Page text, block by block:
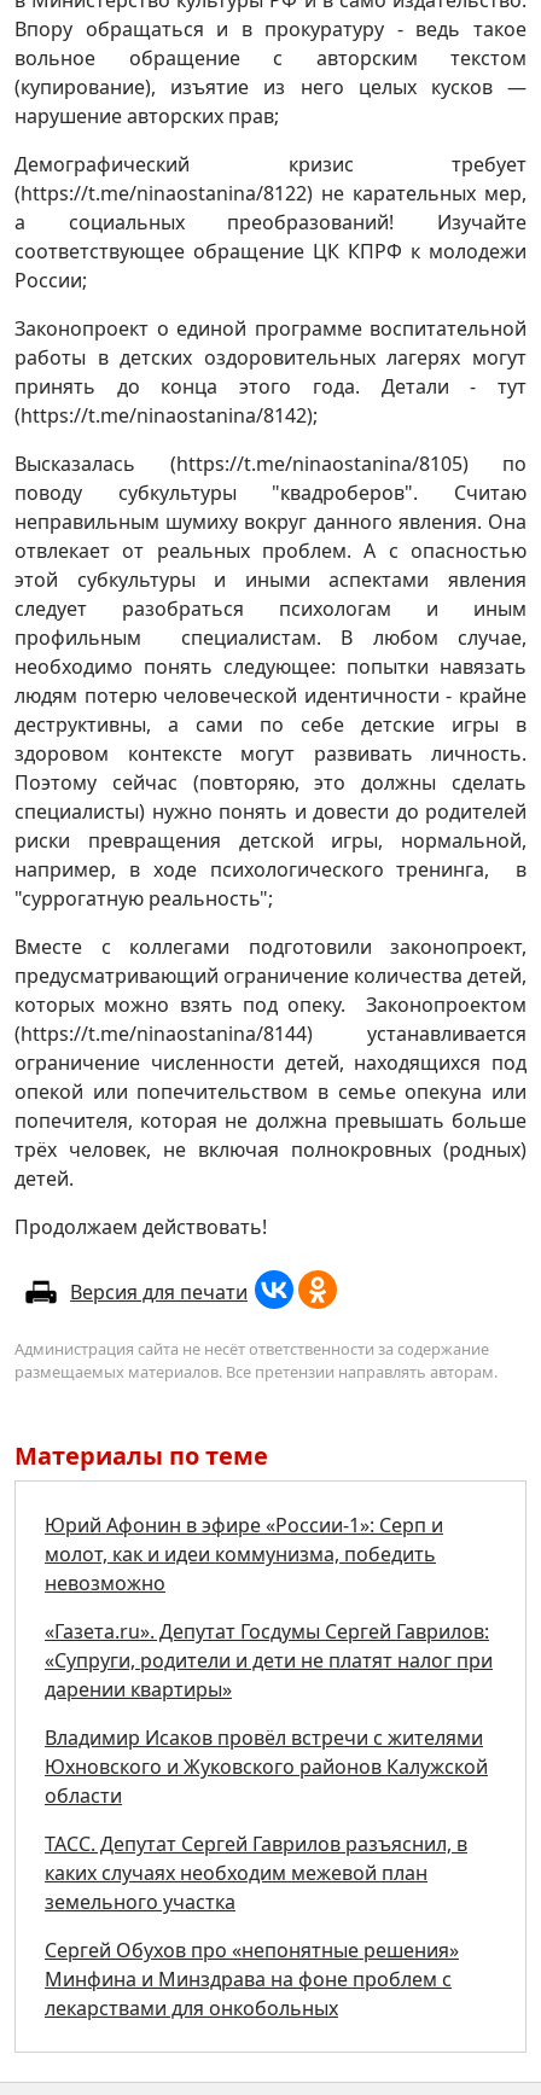
Впору обращаться и в прокуратуру - ведь такое
вольное обращение с авторским текстом
(купирование), изъятие из него целых кусков —
нарушение авторских прав;
Демографический кризис требует
(https://t.me/ninaostanina/8122) не карательных мер,
а социальных преобразований! Изучайте
соответствующее обращение ЦК КПРФ к молодежи
России;
Законопроект о единой программе воспитательной
работы в детских оздоровительных лагерях могут
принять до конца этого года. Детали - тут
(https://t.me/ninaostanina/8142);
Высказалась (https://t.me/ninaostanina/8105) по
поводу субкультуры "квадроберов". Считаю
неправильным шумиху вокруг данного явления. Она
отвлекает от реальных проблем. А с опасностью
этой субкультуры и иными аспектами явления
следует разобраться психологам и иным
профильным специалистам. В любом случае,
необходимо понять следующее: попытки навязать
людям потерю человеческой идентичности - крайне
деструктивны, а сами по себе детские игры в
здоровом контексте могут развивать личность.
Поэтому сейчас (повторяю, это должны сделать
специалисты) нужно понять и довести до родителей
риски превращения детской игры, нормальной,
например, в ходе психологического тренинга, в
"суррогатную реальность";
Вместе с коллегами подготовили законопроект,
предусматривающий ограничение количества детей,
которых можно взять под опеку. Законопроектом
(https://t.me/ninaostanina/8144) устанавливается
ограничение численности детей, находящихся под
опекой или попечительством в семье опекуна или
попечителя, которая не должна превышать больше
трёх человек, не включая полнокровных (родных)
детей.
Продолжаем действовать!
Версия для печати
Администрация сайта не несёт ответственности за содержание
размещаемых материалов. Все претензии направлять авторам.
Материалы по теме
Юрий Афонин в эфире «России-1»: Серп и
молот, как и идеи коммунизма, победить
невозможно
«Газета.ru». Депутат Госдумы Сергей Гаврилов:
«Супруги, родители и дети не платят налог при
дарении квартиры»
Владимир Исаков провёл встречи с жителями
Юхновского и Жуковского районов Калужской
области
ТАСС. Депутат Сергей Гаврилов разъяснил, в
каких случаях необходим межевой план
земельного участка
Сергей Обухов про «непонятные решения»
Минфина и Минздрава на фоне проблем с
лекарствами для онкобольных